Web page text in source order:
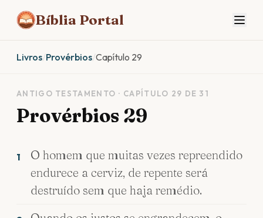
Bíblia Portal
Livros/Provérbios/Capítulo 29
ANTIGO TESTAMENTO · CAPÍTULO 29 DE 31
Provérbios 29
1
O homem que muitas vezes repreendido
endurece a cerviz, de repente será
destruído sem que haja remédio.